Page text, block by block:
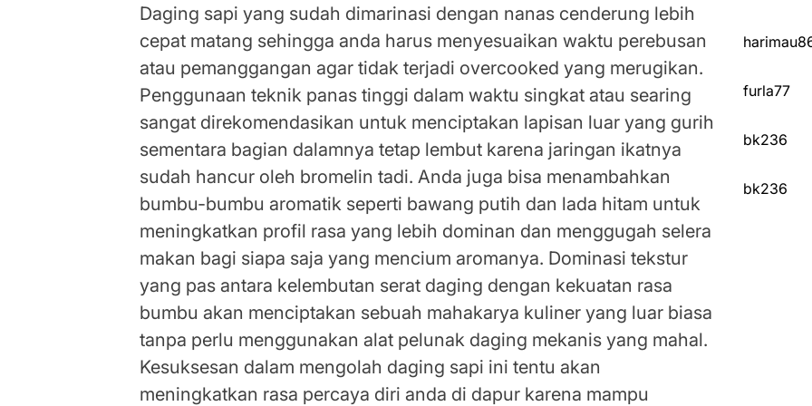
Daging sapi yang sudah dimarinasi dengan nanas cenderung lebih
cepat matang sehingga anda harus menyesuaikan waktu perebusan
atau pemanggangan agar tidak terjadi overcooked yang merugikan.
Penggunaan teknik panas tinggi dalam waktu singkat atau searing
sangat direkomendasikan untuk menciptakan lapisan luar yang gurih
sementara bagian dalamnya tetap lembut karena jaringan ikatnya
sudah hancur oleh bromelin tadi. Anda juga bisa menambahkan
bumbu-bumbu aromatik seperti bawang putih dan lada hitam untuk
meningkatkan profil rasa yang lebih dominan dan menggugah selera
makan bagi siapa saja yang mencium aromanya. Dominasi tekstur
yang pas antara kelembutan serat daging dengan kekuatan rasa
bumbu akan menciptakan sebuah mahakarya kuliner yang luar biasa
tanpa perlu menggunakan alat pelunak daging mekanis yang mahal.
Kesuksesan dalam mengolah daging sapi ini tentu akan
meningkatkan rasa percaya diri anda di dapur karena mampu
furla77
bk236
bk236